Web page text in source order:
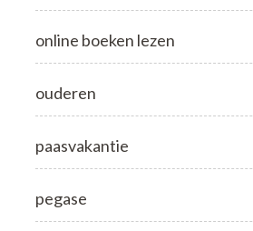
online boeken lezen
ouderen
paasvakantie
pegase